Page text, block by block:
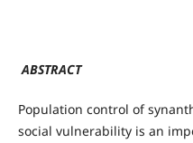
ABSTRACT
Population control of
social vulnerability is an